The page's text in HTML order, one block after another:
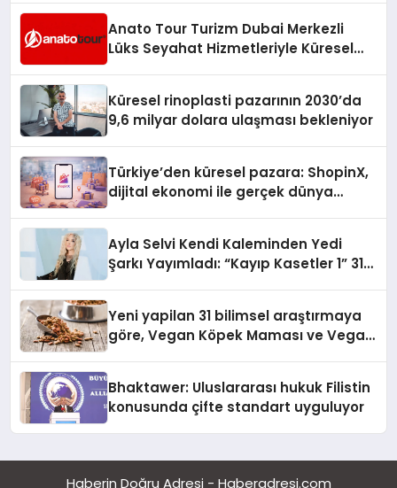
Anato Tour Turizm Dubai Merkezli
Lüks Seyahat Hizmetleriyle Küresel
Küresel rinoplasti pazarının 2030’da
9,6 milyar dolara ulaşması bekleniyor
Türkiye’den küresel pazara: ShopinX,
dijital ekonomi ile gerçek dünya
Ayla Selvi Kendi Kaleminden Yedi
Şarkı Yayımladı: “Kayıp Kasetler 1” 31
Yeni yapilan 31 bilimsel araştırmaya
göre, Vegan Köpek Maması ve Vegan
Bhaktawer: Uluslararası hukuk Filistin
konusunda çifte standart uyguluyor
Haberin Doğru Adresi - Haberadresi.com